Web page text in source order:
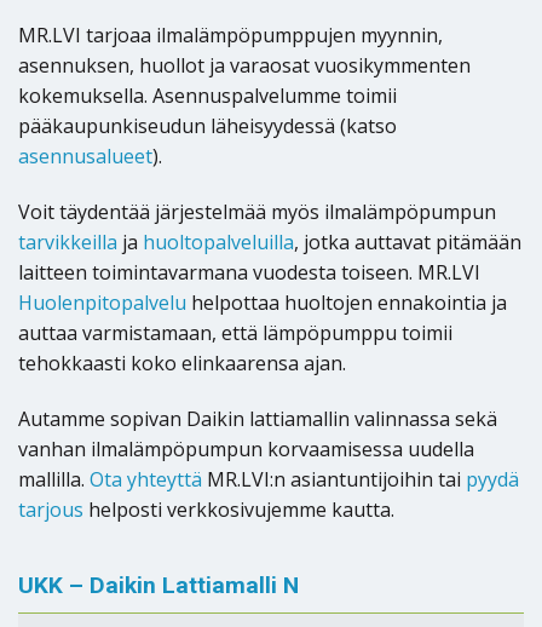
MR.LVI tarjoaa ilmalämpöpumppujen myynnin,
asennuksen, huollot ja varaosat vuosikymmenten
kokemuksella. Asennuspalvelumme toimii
pääkaupunkiseudun läheisyydessä (katso
asennusalueet).
Voit täydentää järjestelmää myös ilmalämpöpumpun
tarvikkeilla ja huoltopalveluilla, jotka auttavat pitämään
laitteen toimintavarmana vuodesta toiseen. MR.LVI
Huolenpitopalvelu helpottaa huoltojen ennakointia ja
auttaa varmistamaan, että lämpöpumppu toimii
tehokkaasti koko elinkaarensa ajan.
Autamme sopivan Daikin lattiamallin valinnassa sekä
vanhan ilmalämpöpumpun korvaamisessa uudella
mallilla. Ota yhteyttä MR.LVI:n asiantuntijoihin tai pyydä
tarjous helposti verkkosivujemme kautta.
UKK – Daikin Lattiamalli N